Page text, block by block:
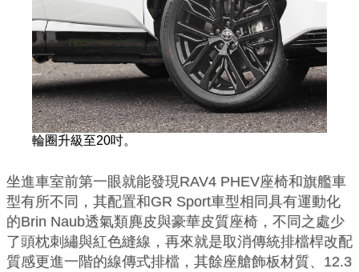
輪圈升級至20吋。
坐進車室前第一眼就能發現RAV4 PHEV座椅和旗艦車
型有所不同，其配置和GR Sport車型相同具有運動化
的Brin Naub透氣類麂皮與豪華皮質座椅，不同之處少
了頭枕刺繡與紅色縫線，再來就是取消傳統排檔桿改配
質感更進一階的線傳式排檔，其餘座艙飾板材質、12.3